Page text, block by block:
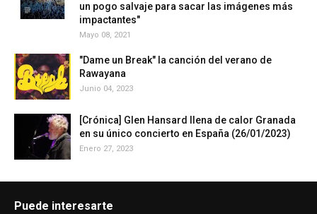
un pogo salvaje para sacar las imágenes más
impactantes"
Mayo 08, 2021
"Dame un Break" la canción del verano de
Rawayana
Junio 04, 2023
[Crónica] Glen Hansard llena de calor Granada
en su único concierto en España (26/01/2023)
Enero 27, 2023
Puede interesarte